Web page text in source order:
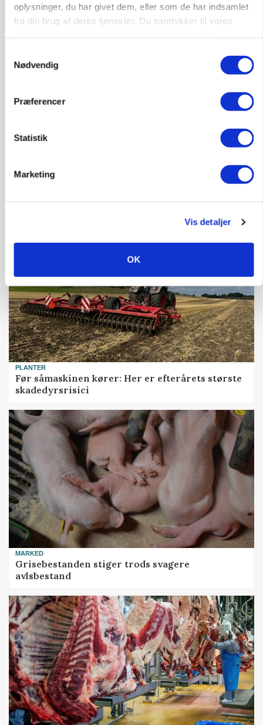
oplysninger, du har givet dem, eller som de har indsamlet
fra din brug af deres tjenester. Du samtykker til vores
Nødvendig
Præferencer
Statistik
Marketing
Vis detaljer
OK
POLITIK
gødskningslov
Loading...
PLANTER
Før såmaskinen kører: Her er efterårets største
skadedyrsrisici
MARKED
Grisebestanden stiger trods svagere
avlsbestand